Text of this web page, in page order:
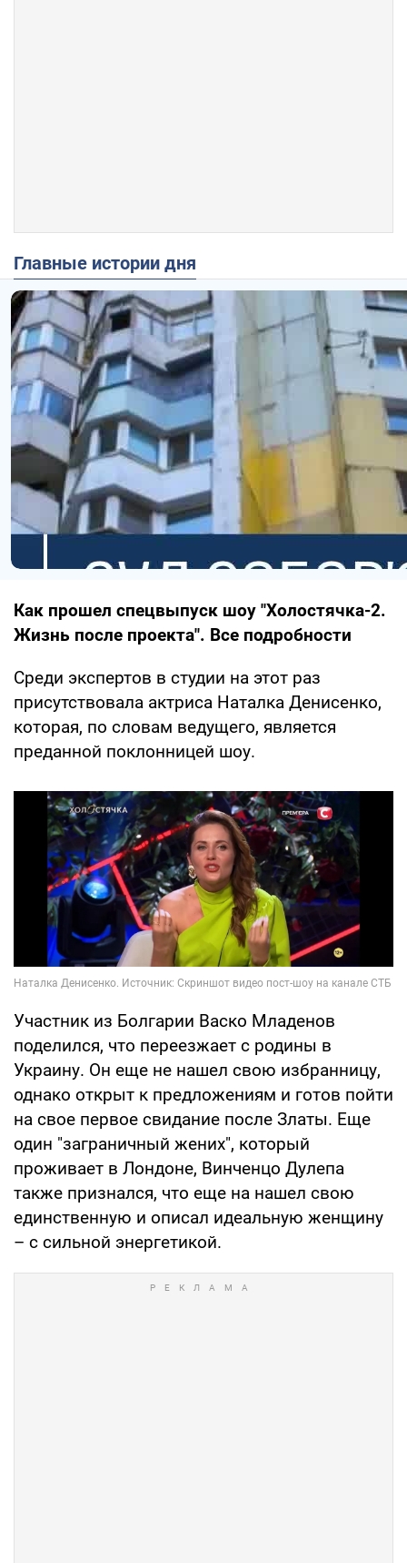
Главные истории дня
Как прошел спецвыпуск шоу "Холостячка-2.
Жизнь после проекта". Все подробности
Среди экспертов в студии на этот раз
присутствовала актриса Наталка Денисенко,
которая, по словам ведущего, является
преданной поклонницей шоу.
Участник из Болгарии Васко Младенов
поделился, что переезжает с родины в
Украину. Он еще не нашел свою избранницу,
однако открыт к предложениям и готов пойти
на свое первое свидание после Златы. Еще
один "заграничный жених", который
проживает в Лондоне, Винченцо Дулепа
также признался, что еще на нашел свою
единственную и описал идеальную женщину
– с сильной энергетикой.